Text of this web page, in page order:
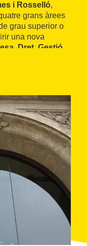
i Rosselló,
grans àrees
grau superior o
una nova
Dret Gestió
empreses
programes,
païsosi de
permet
l'Institut
i màsters
fins a
virtual
de
conferències,
a les empreses
inclouen
necessària.